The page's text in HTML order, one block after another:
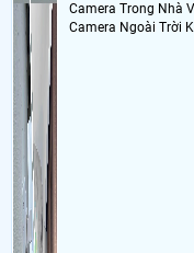
3, xã Tân Xuân, huyện Hóc
trong bãi giữ xe Thành Khuất
DH-5HD-5F, , cây trần thả
netis W4 1cai , LS1005G 1cai
- Khách Lắp Camera Nguyễn
42/12/14 đường số 9, bình
quan sát
01 CS-H6c-R105-
Camera Trong Nhà
Camera Ngoài Trời